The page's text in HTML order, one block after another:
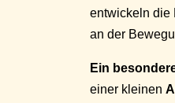
entwickeln die
an der
Ein
einer kleinen